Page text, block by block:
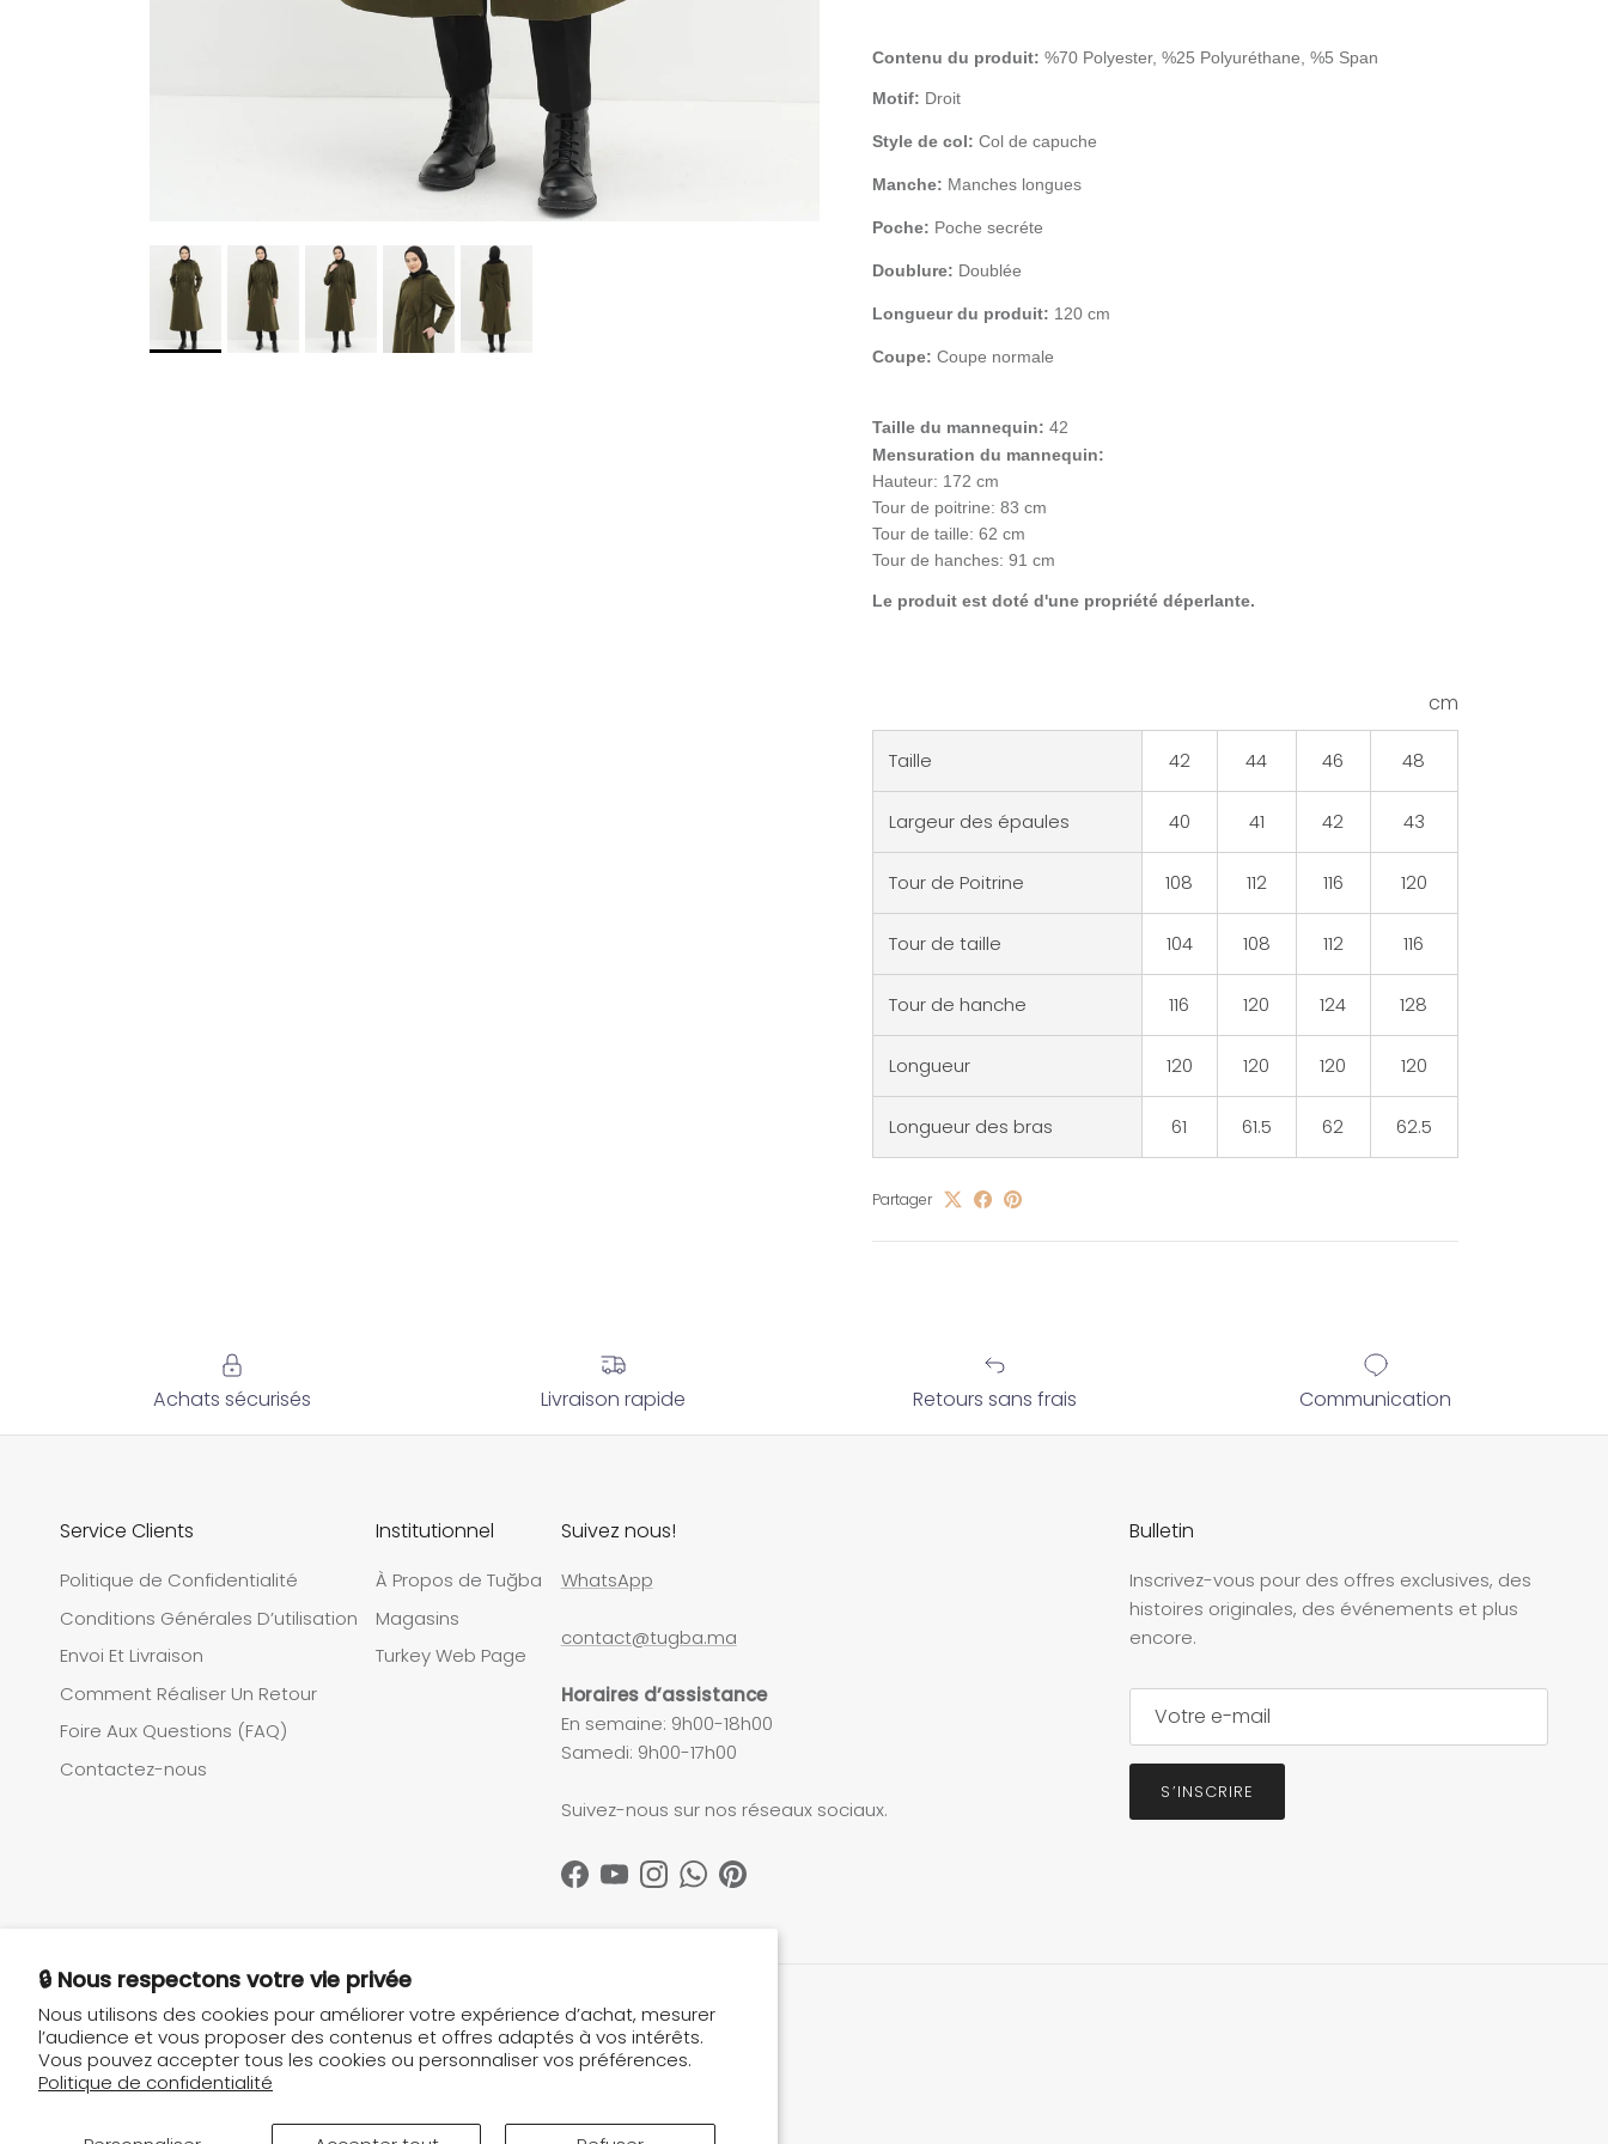
🔒 Nous respectons votre vie privée
Nous utilisons des cookies pour améliorer votre expérience d’achat, mesurer
l’audience et vous proposer des contenus et offres adaptés à vos intérêts.
Vous pouvez accepter tous les cookies ou personnaliser vos préférences.
Politique de confidentialité
Contenu du produit: %70 Polyester, %25 Polyuréthane, %5 Span
Motif: Droit
Style de col: Col de capuche
Manche: Manches longues
Poche: Poche secréte
Doublure: Doublée
Longueur du produit: 120 cm
Coupe: Coupe normale
Taille du mannequin: 42
Mensuration du mannequin:
Hauteur: 172 cm
Tour de poitrine: 83 cm
Tour de taille: 62 cm
Tour de hanches: 91 cm
Le produit est doté d'une propriété déperlante.
cm
Taille 42 44 46 48
Largeur des épaules 40 41 42 43
Tour de Poitrine 108 112 116 120
Tour de taille 104 108 112 116
Tour de hanche 116 120 124 128
Longueur 120 120 120 120
Longueur des bras 61 61.5 62 62.5
Partager
Achats sécurisés Livraison rapide Retours sans frais Communication
Service Clients
Politique de Confidentialité
Conditions Générales D’utilisation
Envoi Et Livraison
Comment Réaliser Un Retour
Foire Aux Questions (FAQ)
Contactez-nous
Institutionnel
À Propos de Tuğba
Magasins
Turkey Web Page
Suivez nous!
WhatsApp
contact@tugba.ma
Horaires d’assistance
En semaine: 9h00-18h00
Samedi: 9h00-17h00
Suivez-nous sur nos réseaux sociaux.
Facebook
YouTubeInstagram
WhatsApp
Pinterest
Bulletin
Inscrivez-vous pour des offres exclusives, des
histoires originales, des événements et plus
encore.
S’INSCRIRE
Langue
Français
Powered by ePratik Software.